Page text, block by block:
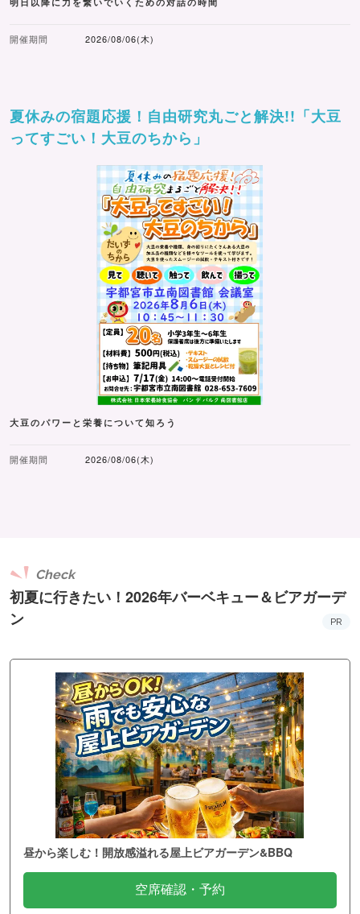
開催期間 2026/08/06(木)
夏休みの宿題応援！自由研究丸ごと解決!!「大豆
ってすごい！大豆のちから」
大豆のパワーと栄養について知ろう
開催期間 2026/08/06(木)
初夏に行きたい！2026年バーベキュー＆ビアガーデ
ン
Check
PR
昼から楽しむ！開放感溢れる屋上ビアガーデン&BBQ
空席確認・予約